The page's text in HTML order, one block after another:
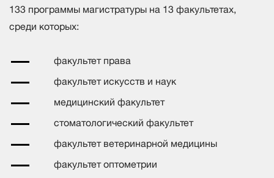
133 программы магистратуры на 13 факультетах,
среди которых:
факультет права
факультет искусств и наук
медицинский факультет
стоматологический факультет
факультет ветеринарной медицины
факультет оптометрии